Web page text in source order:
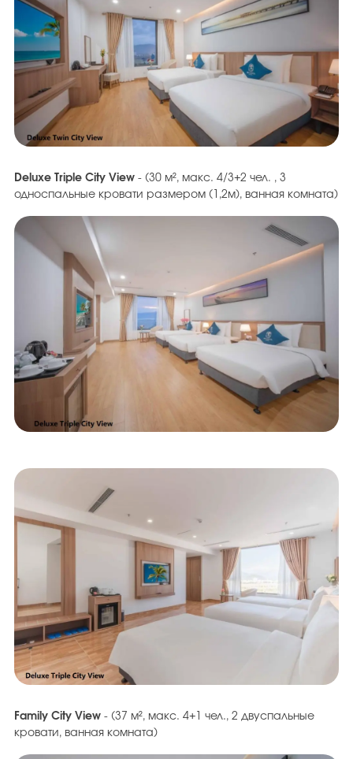
Deluxe Triple City View - (30 м², макс. 4/3+2 чел. , 3
односпальные кровати размером (1,2м), ванная комната)
Family City View - (37 м², макс. 4+1 чел., 2 двуспальные
кровати, ванная комната)